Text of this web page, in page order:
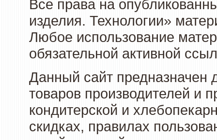
Все права на
изделия. Технологии»
Любое использование
обязательной активной
Данный сайт предназначен
товаров производителей и
кондитерской и
скидках, правилах